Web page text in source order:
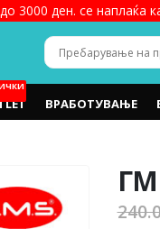
3000 ден. се наплаќа
ВРАБОТУВАЊЕ